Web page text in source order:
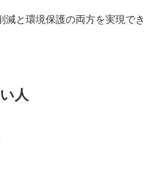
と環境保護の両方を実現でき
人